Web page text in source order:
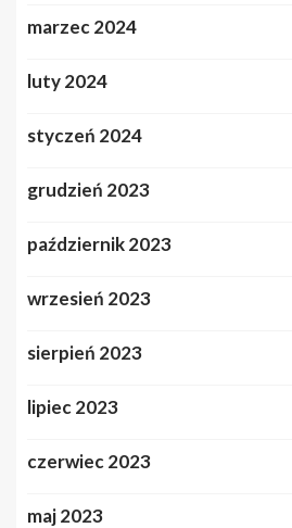
marzec 2024
luty 2024
styczeń 2024
grudzień 2023
październik 2023
wrzesień 2023
sierpień 2023
lipiec 2023
czerwiec 2023
maj 2023